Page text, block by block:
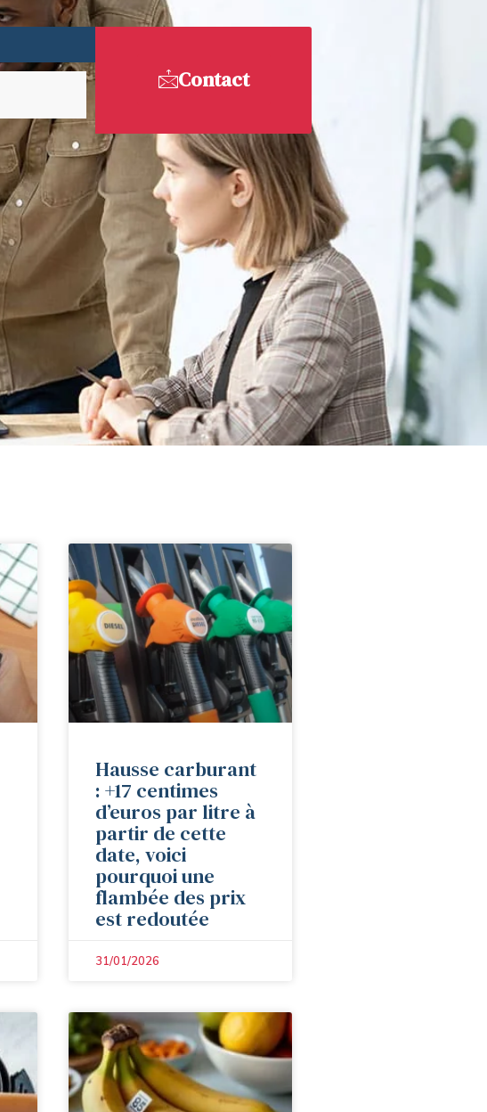
Contact
Hausse carburant
: +17 centimes
d’euros par litre à
partir de cette
date, voici
pourquoi une
flambée des prix
est redoutée
31/01/2026